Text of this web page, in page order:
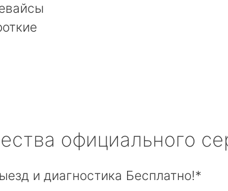
официального
и диагностика Бесплатно!*